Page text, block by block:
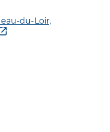
du-Loir,